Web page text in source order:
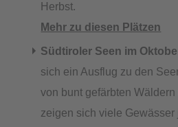
Herbst.
Mehr zu diesen Plätzen
Südtiroler Seen im
sich ein Ausflug zu den
von bunt gefärbten
zeigen sich viele Gewässer